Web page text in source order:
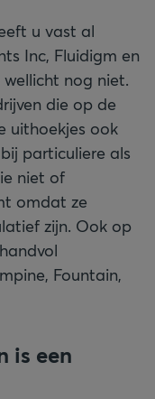
u vast al
Inc, Fluidigm en
wellicht nog niet.
die op de
uithoekjes ook
particuliere als
niet of
omdat ze
zijn. Ook op
Fountain,
is een